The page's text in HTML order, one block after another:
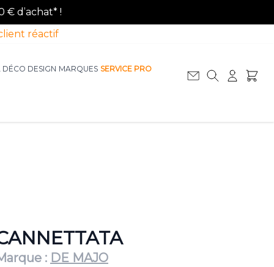
€ d’achat* !
réactif
DÉCO DESIGN MARQUES SERVICE PRO
: DE MAJO